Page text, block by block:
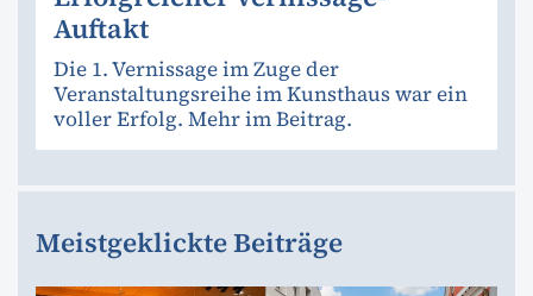
Auftakt
Die 1. Vernissage im Zuge der
Veranstaltungsreihe im Kunsthaus war ein
voller Erfolg. Mehr im Beitrag.
Meistgeklickte Beiträge